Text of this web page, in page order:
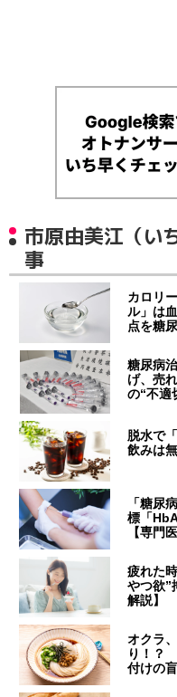
市原由美江（い
事
カロリ
ル」は
点を糖
糖尿病
げ、売
の“不適
脱水で
飲みは
「糖尿
標「
【専門
疲れた
やつ欲”
解説】
オクラ
り！？
付けの